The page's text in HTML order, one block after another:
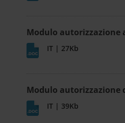
Modulo autorizzazione
IT | 27Kb
Modulo autorizzazione
IT | 39Kb